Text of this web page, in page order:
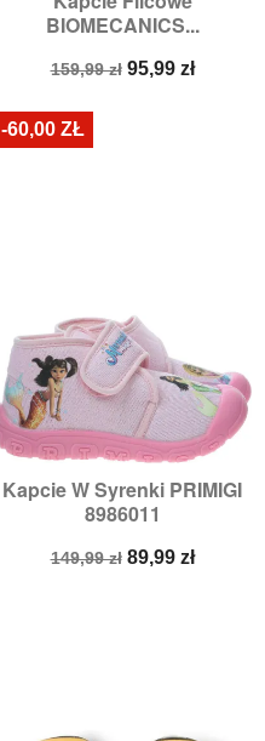
BIOMECANICS...
Cena
159,99 zł Cena
95,99 zł
Rozmiary: 24
Kapcie W Syrenki PRIMIGI
8986011
Cena
149,99 zł Cena
89,99 zł
 Szybki podgląd
Rozmiary:24,26,
-60,00 ZŁ